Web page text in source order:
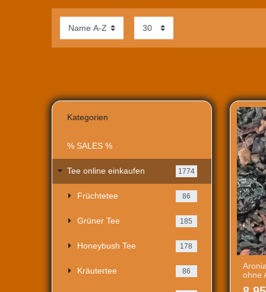
Kategorien
% SALES %
Tee online einkaufen 1774
Früchtetee 86
Grüner Tee 185
Honeybush Tee 178
Kräutertee 86
ohne